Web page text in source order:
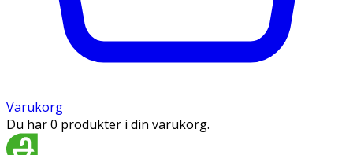
Varukorg
Du har 0 produkter i din varukorg.